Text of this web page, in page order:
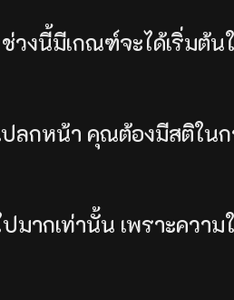
วงนี้มีเกณฑ์จะได้เริ่มต้น
ลกหน้า คุณต้องมีสติในก
ากเท่านั้น เพราะความ